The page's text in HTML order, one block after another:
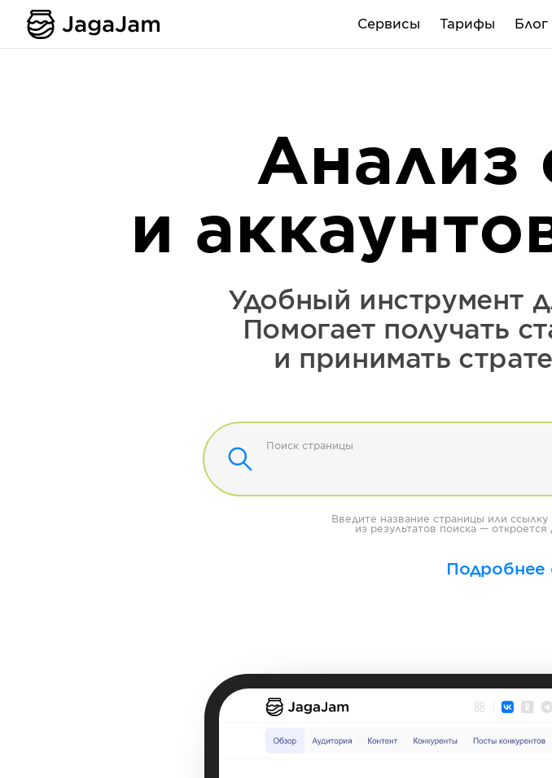
Сервисы Тарифы Блог
Анализ
и
Удобный инструмент
Помогает получать
и принимать
Поиск страницы
Введите название страницы или
из результатов поиска — откроется
Подробнее